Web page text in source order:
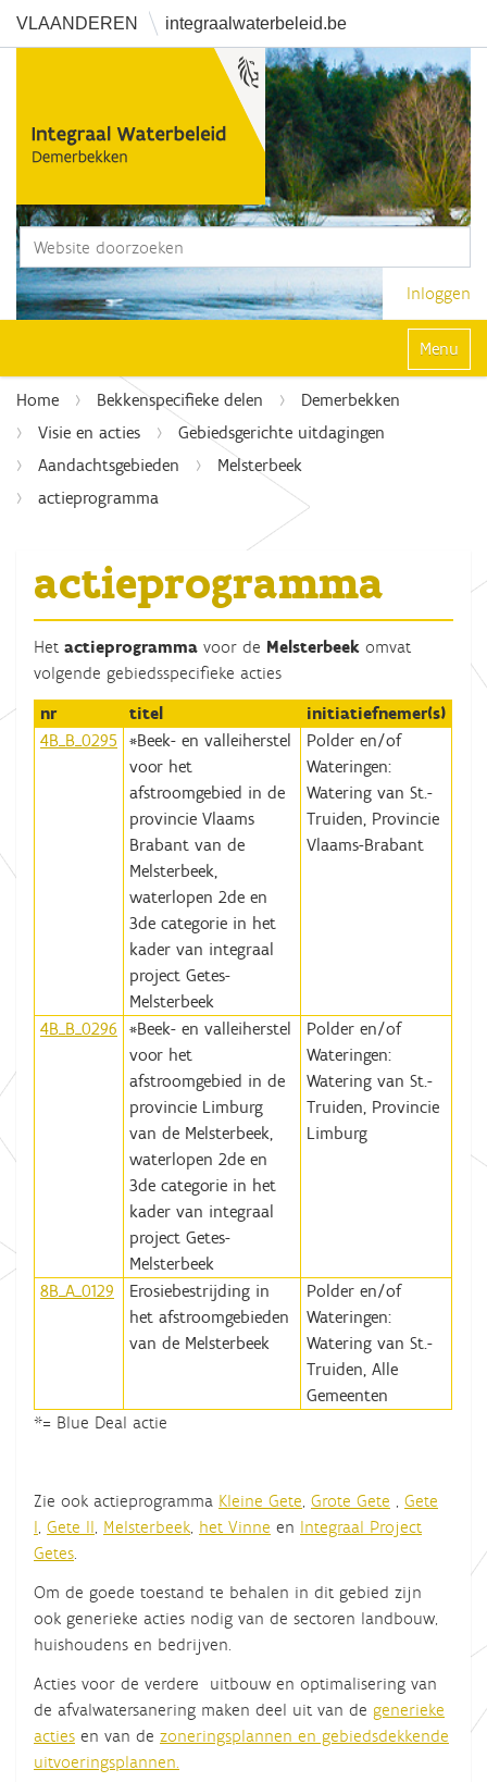
VLAANDEREN integraalwaterbeleid.be
Zoek
Geavanceerd zoeken...
Inloggen
Klap
Home Bekkenspecifieke delen
Demerbekken
Visie en acties
Gebiedsgerichte uitdagingen
Aandachtsgebieden
Melsterbeek
actieprogramma
actieprogramma
Het actieprogramma voor de Melsterbeek omvat
volgende gebiedsspecifieke acties
nr
titel
initiatiefnemer(s)
4B_B_0295
*Beek- en valleiherstel
voor het
afstroomgebied in de
provincie Vlaams
Brabant van de
Melsterbeek,
waterlopen 2de en
3de categorie in het
kader van integraal
project Getes-
Melsterbeek
Polder en/of
Wateringen:
Watering van St.-
Truiden, Provincie
Vlaams-Brabant
4B_B_0296
*Beek- en valleiherstel
voor het
afstroomgebied in de
provincie Limburg
van de Melsterbeek,
waterlopen 2de en
3de categorie in het
kader van integraal
project Getes-
Melsterbeek
Polder en/of
Wateringen:
Watering van St.-
Truiden, Provincie
Limburg
8B_A_0129
Erosiebestrijding in
het afstroomgebieden
van de Melsterbeek
Polder en/of
Wateringen:
Watering van St.-
Truiden, Alle
Gemeenten
*= Blue Deal actie
Zie ook actieprogramma Kleine Gete Grote Gete
Gete
I Gete II Melsterbeek het Vinne en Integraal Project
Getes
Om de goede toestand te behalen in dit gebied zijn
ook generieke acties nodig van de sectoren landbouw,
huishoudens en bedrijven.
Acties voor de verdere uitbouw en optimalisering van
de afvalwatersanering maken deel uit van de generieke
acties en van de zoneringsplannen en gebiedsdekkende
uitvoeringsplannen.